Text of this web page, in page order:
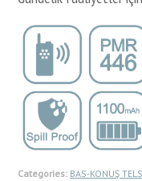
Categories: BAS-KONUŞ